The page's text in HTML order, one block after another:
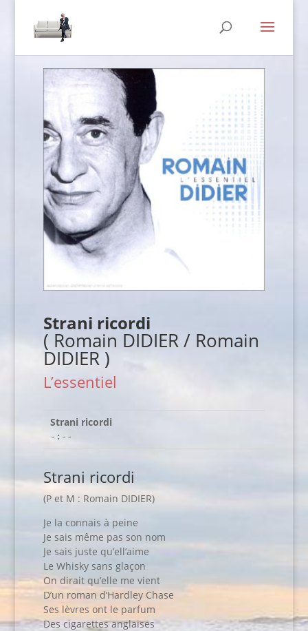
Strani ricordi
( Romain DIDIER / Romain
DIDIER )
L’essentiel
Strani ricordi
-:--
Strani ricordi
(P et M : Romain DIDIER)
Je la connais à peine
Je sais même pas son nom
Je sais juste qu’ell’aime
Le Whisky sans glaçon
On dirait qu’elle me vient
D’un roman d’Hardley Chase
Ses lèvres ont le parfum
Des cigarettes anglaises